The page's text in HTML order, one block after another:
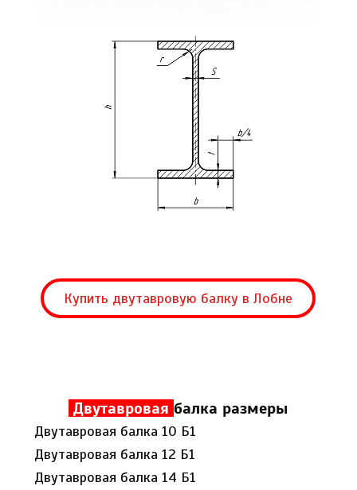
Купить двутавровую балку в Лобне
Двутавровая балка размеры
Двутавровая балка 10 Б1
Двутавровая балка 12 Б1
Двутавровая балка 14 Б1